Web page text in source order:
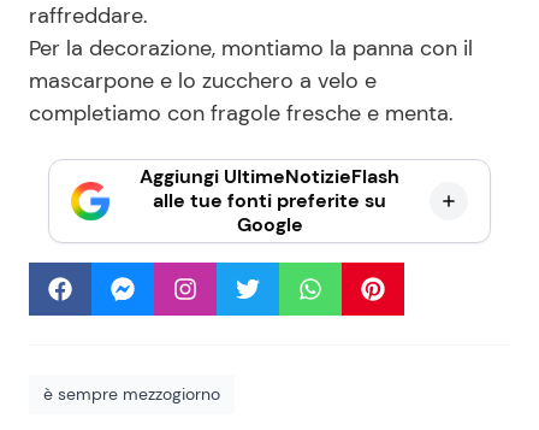
raffreddare.
Per la decorazione, montiamo la panna con il
mascarpone e lo zucchero a velo e
completiamo con fragole fresche e menta.
Aggiungi UltimeNotizieFlash
alle tue fonti preferite su
Google
è sempre mezzogiorno